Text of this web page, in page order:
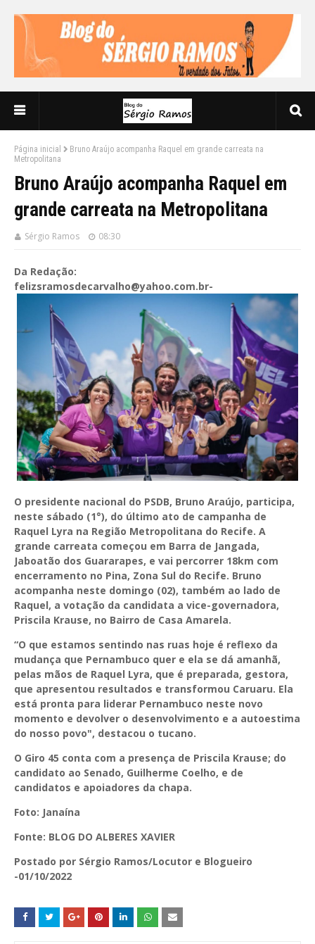
Página inicial
Bruno Araújo acompanha Raquel em grande carreata na
Metropolitana
Bruno Araújo acompanha Raquel em
grande carreata na Metropolitana
Sérgio Ramos 08:30
Da Redação:
felizsramosdecarvalho@yahoo.com.br-
O presidente nacional do PSDB, Bruno Araújo, participa,
neste sábado (1°), do último ato de campanha de
Raquel Lyra na Região Metropolitana do Recife. A
grande carreata começou em Barra de Jangada,
Jaboatão dos Guararapes, e vai percorrer 18km com
encerramento no Pina, Zona Sul do Recife. Bruno
acompanha neste domingo (02), também ao lado de
Raquel, a votação da candidata a vice-governadora,
Priscila Krause, no Bairro de Casa Amarela.
“O que estamos sentindo nas ruas hoje é reflexo da
mudança que Pernambuco quer e ela se dá amanhã,
pelas mãos de Raquel Lyra, que é preparada, gestora,
que apresentou resultados e transformou Caruaru. Ela
está pronta para liderar Pernambuco neste novo
momento e devolver o desenvolvimento e a autoestima
do nosso povo", destacou o tucano.
O Giro 45 conta com a presença de Priscila Krause; do
candidato ao Senado, Guilherme Coelho, e de
candidatos e apoiadores da chapa.
Foto: Janaína
Fonte: BLOG DO ALBERES XAVIER
Postado por Sérgio Ramos/Locutor e Blogueiro
-01/10/2022